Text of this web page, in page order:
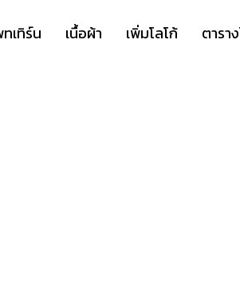
เทิร์น เนื้อผ้า เพิ่มโลโก้ ตารา